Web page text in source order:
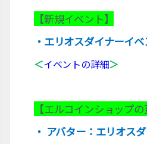
【新規イベント】
・エリオスダイナーイ
＜イベントの詳細＞
【エルコインショップの
・ アバター：エリオス